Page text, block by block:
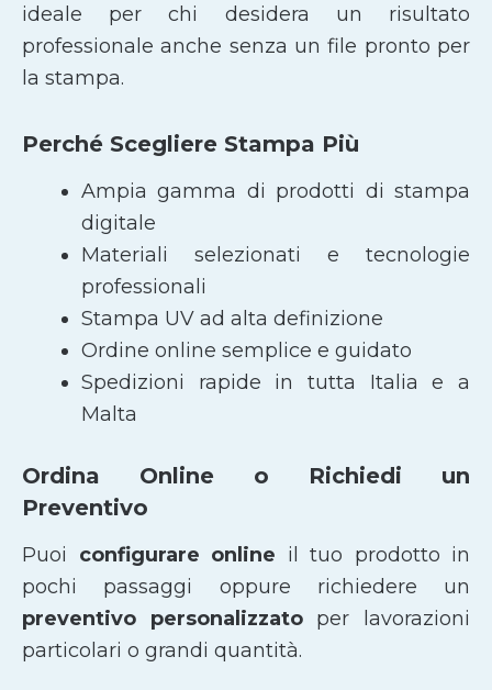
ideale per chi desidera un risultato
professionale anche senza un file pronto per
la stampa.
Perché Scegliere Stampa Più
Ampia gamma di prodotti di stampa
digitale
Materiali selezionati e tecnologie
professionali
Stampa UV ad alta definizione
Ordine online semplice e guidato
Spedizioni rapide in tutta Italia e a
Malta
Ordina Online o Richiedi un
Preventivo
Puoi configurare online il tuo prodotto in
pochi passaggi oppure richiedere un
preventivo personalizzatoper lavorazioni
particolari o grandi quantità.